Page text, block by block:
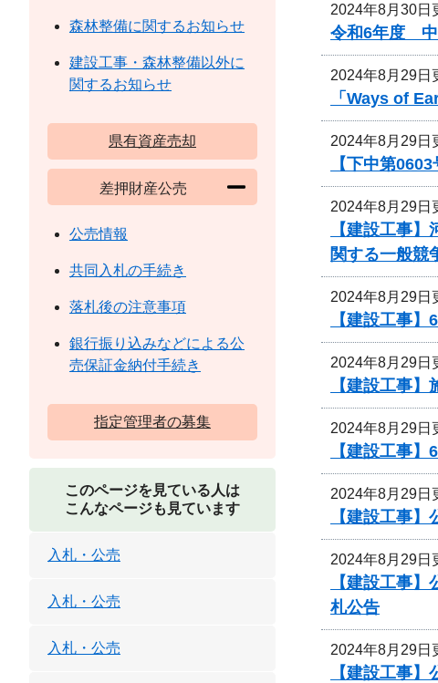
2024年8月30日
令和6年度
2024年8月29日
「Ways of
2024年8月29日
【下中第
2024年8月29日
【建設工事
関する一般競
2024年8月29日
【建設工事
2024年8月29日
【建設工事
2024年8月29日
【建設工事
2024年8月29日
【建設工事
2024年8月29日
【建設工事
札公告
2024年8月29日
【建設工事
森林整備に関するお知らせ
建設工事・森林整備以外に
関するお知らせ
県有資産売却
差押財産公売
公売情報
共同入札の手続き
落札後の注意事項
銀行振り込みなどによる公
売保証金納付手続き
指定管理者の募集
このページを見ている人は
こんなページも見ています
入札・公売
入札・公売
入札・公売